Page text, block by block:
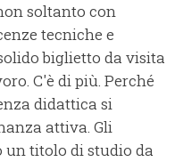
soltanto con
tecniche e
biglietto da visita
C'è di più. Perché
didattica si
attiva. Gli
titolo di studio da